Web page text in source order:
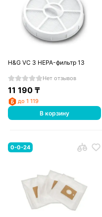
H&G VC 3 HEPA-фильтр 13
Нет отзывов
11 190₸
до 1 119
В корзину
0-0-24